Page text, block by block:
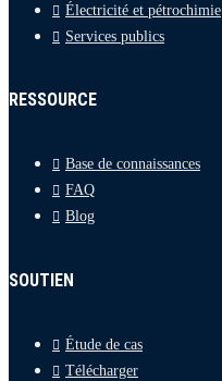
Électricité et pétrochimie
Services publics
RESSOURCE
Base de connaissances
FAQ
Blog
SOUTIEN
Étude de cas
Télécharger